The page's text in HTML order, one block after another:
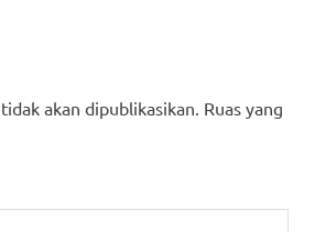
akan dipublikasikan. Ruas yang